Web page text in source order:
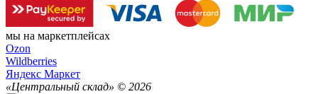
мы на маркетплейсах
Ozon
Wildberries
Яндекс Маркет
«Центральный склад» © 2026